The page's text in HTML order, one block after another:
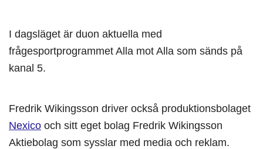
I dagsläget är duon aktuella med
frågesportprogrammet Alla mot Alla som sänds på
kanal 5.
Fredrik Wikingsson driver också produktionsbolaget
Nexico och sitt eget bolag Fredrik Wikingsson
Aktiebolag som sysslar med media och reklam.